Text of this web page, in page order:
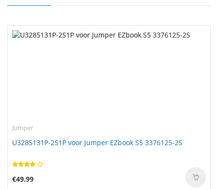
Jumper
U3285131P-2S1P voor Jumper EZbook S5 3376125-2S
€49.99